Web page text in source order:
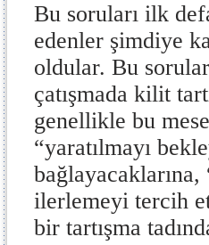
Bu soruları ilk
edenler şimdiye
oldular. Bu
çatışmada kilit
genellikle bu
“yaratılmayı
ilerlemeyi tercih
bir tartışma